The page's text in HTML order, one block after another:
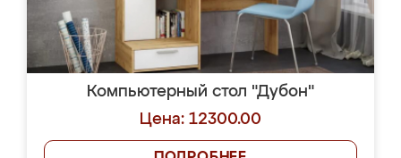
Компьютерный стол "Дубон"
Цена: 12300.00